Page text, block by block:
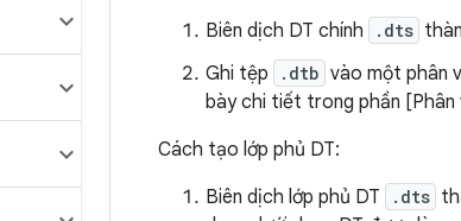
Biên dịch DT chính
.dts
Ghi tệp
.dtb vào một phân
bày chi tiết trong phần
Cách tạo lớp phủ DT:
Biên dịch lớp phủ DT
.dts